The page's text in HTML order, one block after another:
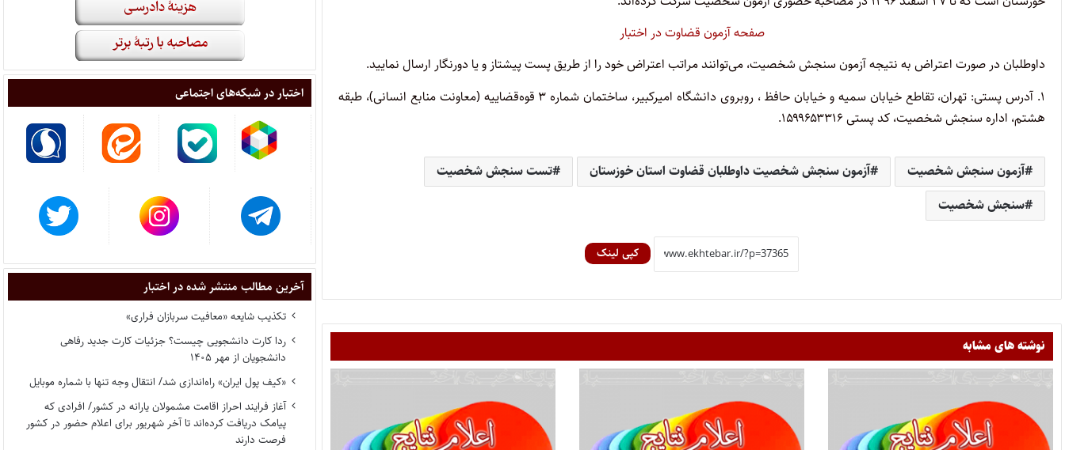
صفحه آزمون قضاوت در اختبار
داوطلبان در صورت اعتراض به نتیجه آزمون سنجش شخصیت، می‌توانند مراتب اعتراض خود را از طریق پست پیشتاز و یا دورنگار ارسال نمایید.
۱. آدرس پستی: تهران، تقاطع خیابان سمیه و خیابان حافظ ، روبروی دانشگاه امیرکبیر، ساختمان شماره ۳ قوه‌قضاییه (معاونت منابع انسانی)، طبقه
هشتم، اداره سنجش شخصیت، کد پستی ۱۵۹۹۶۵۳۳۱۶.
آزمون سنجش شخصیت آزمون سنجش شخصیت داوطلبان قضاوت استان خوزستان
تست سنجش شخصیت
سنجش شخصیت
کپی لینک
نوشته های مشابه
اختبار در شبکه‌های اجتماعی
آخرین مطالب منتشر شده در اختبار
تکذیب شایعه «معافیت سربازان فراری»
ردا کارت دانشجویی چیست؟ جزئیات کارت جدید رفاهی
دانشجویان از مهر ۱۴۰۵
«کیف پول ایران» راه‌اندازی شد/ انتقال وجه تنها با شماره موبایل
آغاز فرایند احراز اقامت مشمولان یارانه در کشور/ افرادی که
پیامک دریافت کرده‌اند تا آخر شهریور برای اعلام حضور در کشور
فرصت دارند